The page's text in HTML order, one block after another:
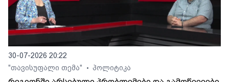
30-07-2026 20:22
"თავისუფალი თემა"
• პოლიტიკა